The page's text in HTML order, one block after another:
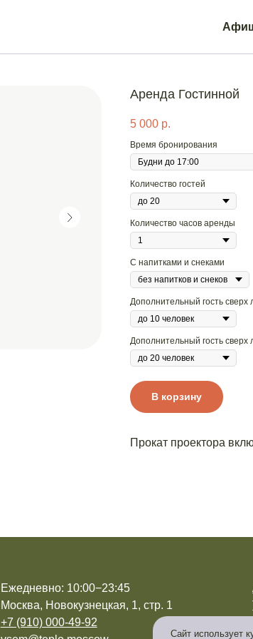
Аренда Гостинной
5 000 р.
Время бронирования
Количество гостей
Количество часов аренды
С напитками и снеками
Дополнительный гость сверх
Дополнительный гость
В корзину
Прокат проектора
Ежедневно: 10:00−23:45
Москва, Новокузнецкая, 1, стр. 1
+7 (910) 000-49-92
Caйт иcпoльзуeт